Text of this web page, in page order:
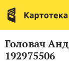
Италия
Люксембург
Латвия
Головач
192975506